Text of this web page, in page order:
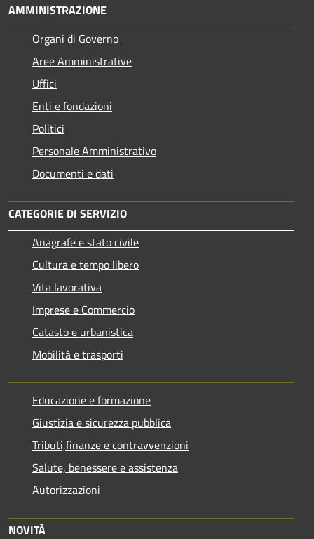
AMMINISTRAZIONE
Organi di Governo
Aree Amministrative
Uffici
Enti e fondazioni
Politici
Personale Amministrativo
Documenti e dati
CATEGORIE DI SERVIZIO
Anagrafe e stato civile
Cultura e tempo libero
Vita lavorativa
Imprese e Commercio
Catasto e urbanistica
Mobilità e trasporti
Educazione e formazione
Giustizia e sicurezza pubblica
Tributi,finanze e contravvenzioni
Salute, benessere e assistenza
Autorizzazioni
NOVITÀ